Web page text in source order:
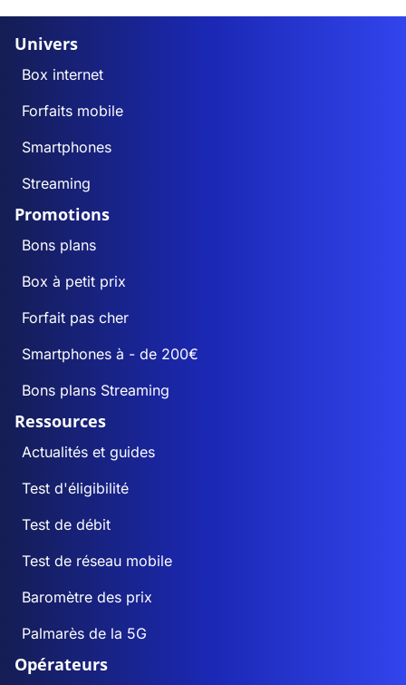
Univers
Box internet
Forfaits mobile
Smartphones
Streaming
Promotions
Bons plans
Box à petit prix
Forfait pas cher
Smartphones à - de 200€
Bons plans Streaming
Ressources
Actualités et guides
Test d'éligibilité
Test de débit
Test de réseau mobile
Baromètre des prix
Palmarès de la 5G
Opérateurs